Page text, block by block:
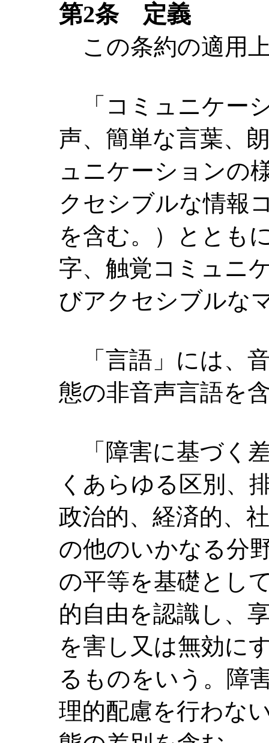
第2条 定義
この条約の適用
「コミュニケー
声、簡単な言葉、
ュニケーションの
クセシブルな情報
を含む。）ととも
字、触覚コミュニ
びアクセシブルな
「言語」には、
態の非音声言語を
「障害に基づく
くあらゆる区別、
政治的、経済的、
の他のいかなる分
の平等を基礎とし
的自由を認識し、
を害し又は無効に
るものをいう。障
理的配慮を行わな